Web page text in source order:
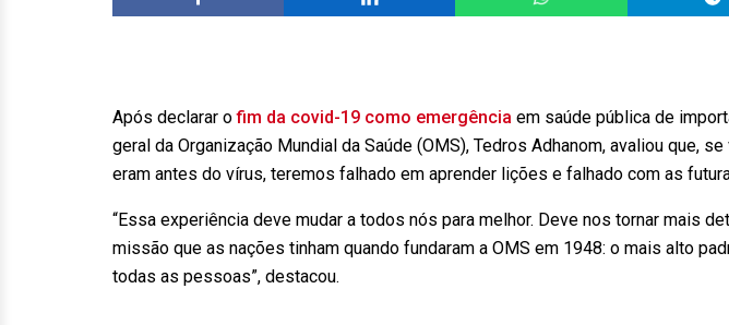
Após declarar ofim da covid-19 como emergência em saúde pública de
geral da Organização Mundial da Saúde (OMS), Tedros Adhanom, avaliou que,
eram antes do vírus, teremos falhado em aprender lições e falhado com as
“Essa experiência deve mudar a todos nós para melhor. Deve nos tornar mais
missão que as nações tinham quando fundaram a OMS em 1948: o mais alto
todas as pessoas”, destacou.